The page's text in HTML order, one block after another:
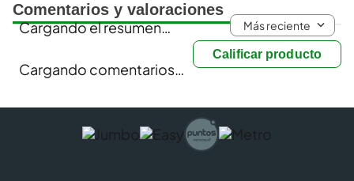
Comentarios y valoraciones
Calificar producto
Cargando el resumen… Más reciente
Cargando comentarios…